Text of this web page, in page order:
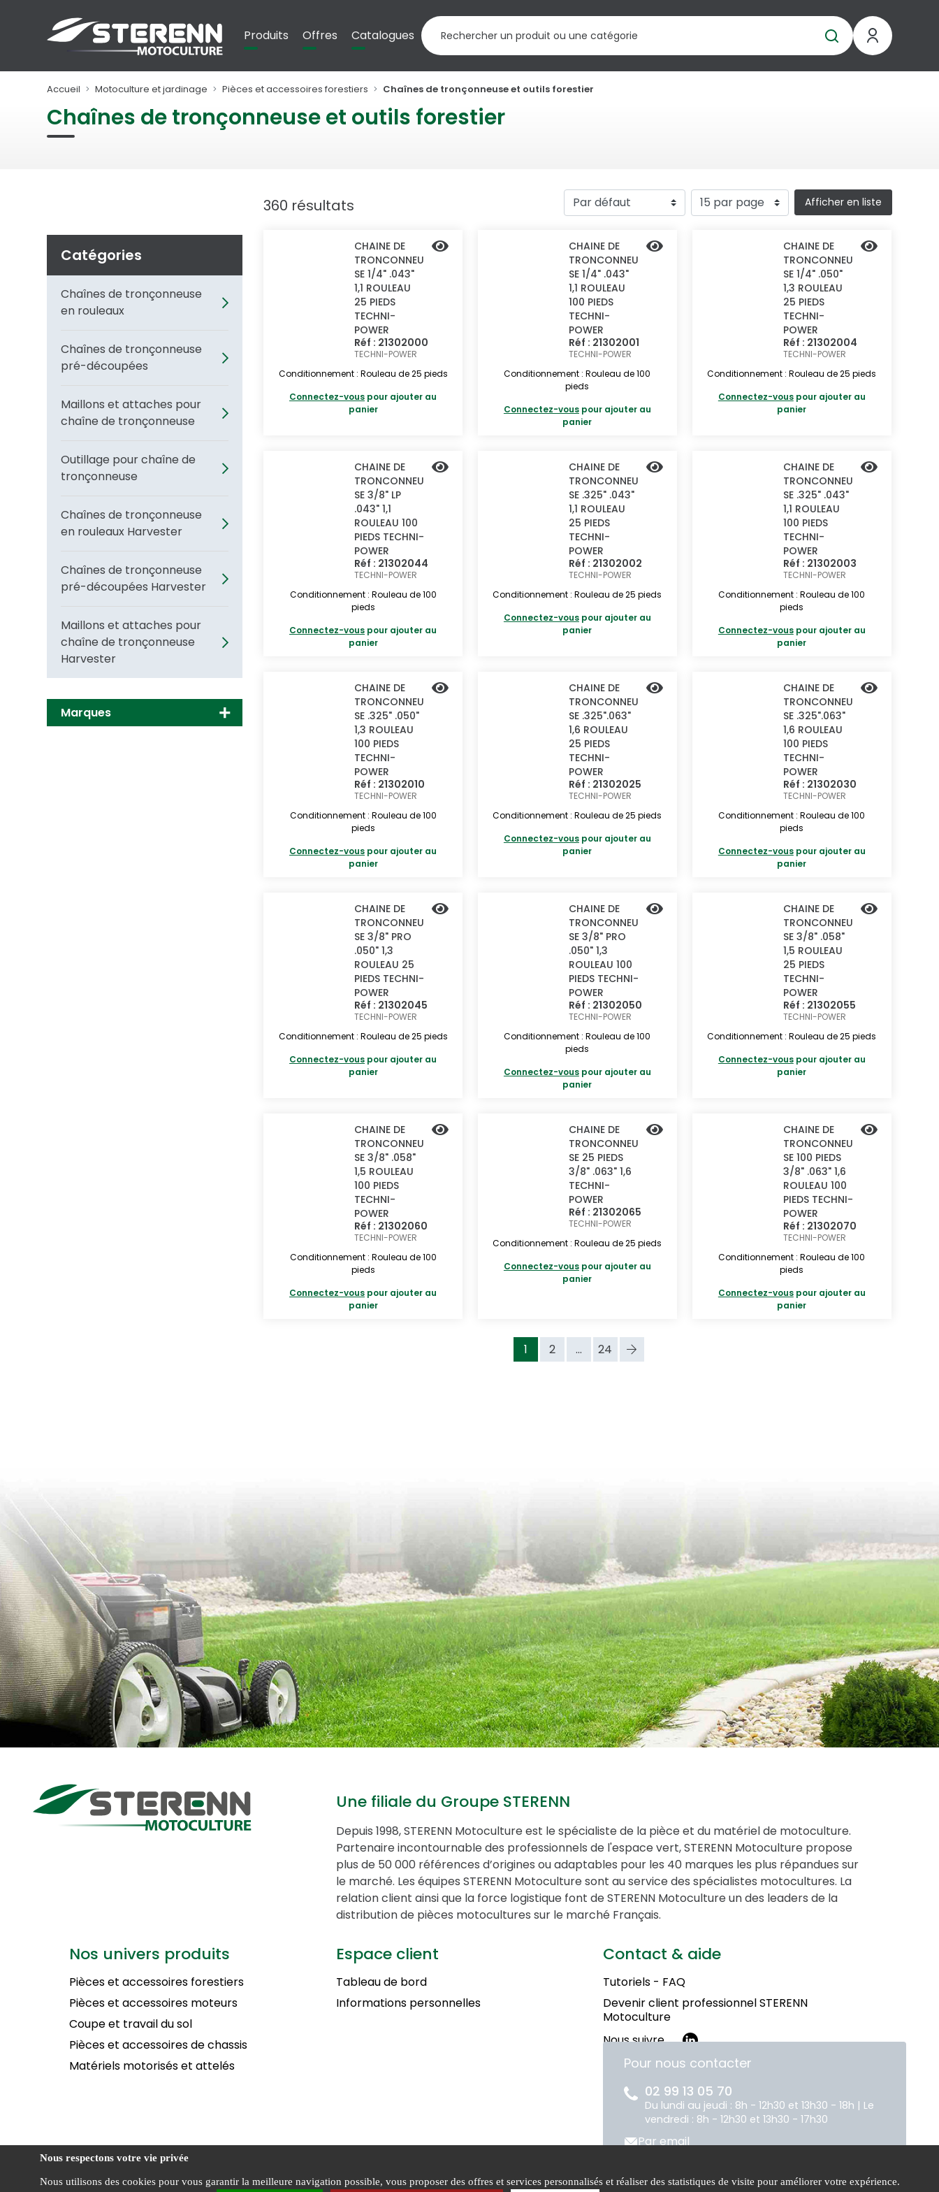
Produits Offres Catalogues
Accueil Motoculture et jardinage Pièces et accessoires forestiers Chaînes de tronçonneuse et outils forestier
Chaînes de tronçonneuse et outils forestier
Catégories
Chaînes de tronçonneuse
en rouleaux
Chaînes de tronçonneuse
pré-découpées
Maillons et attaches pour
chaîne de tronçonneuse
Outillage pour chaîne de
tronçonneuse
Chaînes de tronçonneuse
en rouleaux Harvester
Chaînes de tronçonneuse
pré-découpées Harvester
Maillons et attaches pour
chaîne de tronçonneuse
Harvester
Marques
360 résultats Afficher en liste
CHAINE DE
TRONCONNEU
SE 1/4" .043"
1,1 ROULEAU
25 PIEDS
TECHNI-
POWER
Réf : 21302000
TECHNI-POWER
Conditionnement : Rouleau de 25 pieds
Connectez-vous pour ajouter au
panier
CHAINE DE
TRONCONNEU
SE 1/4" .043"
1,1 ROULEAU
100 PIEDS
TECHNI-
POWER
Réf : 21302001
TECHNI-POWER
Conditionnement : Rouleau de 100
pieds
Connectez-vouspour ajouter au
panier
CHAINE DE
TRONCONNEU
SE 1/4" .050"
1,3 ROULEAU
25 PIEDS
TECHNI-
POWER
Réf : 21302004
TECHNI-POWER
Conditionnement : Rouleau de 25 pieds
Connectez-vouspour ajouter au
panier
CHAINE DE
TRONCONNEU
SE 3/8" LP
.043" 1,1
ROULEAU 100
PIEDS TECHNI-
POWER
Réf : 21302044
TECHNI-POWER
Conditionnement : Rouleau de 100
pieds
Connectez-vous pour ajouter au
panier
CHAINE DE
TRONCONNEU
SE .325" .043"
1,1 ROULEAU
25 PIEDS
TECHNI-
POWER
Réf : 21302002
TECHNI-POWER
Conditionnement : Rouleau de 25 pieds
Connectez-vouspour ajouter au
panier
CHAINE DE
TRONCONNEU
SE .325" .043"
1,1 ROULEAU
100 PIEDS
TECHNI-
POWER
Réf : 21302003
TECHNI-POWER
Conditionnement : Rouleau de 100
pieds
Connectez-vouspour ajouter au
panier
CHAINE DE
TRONCONNEU
SE .325" .050"
1,3 ROULEAU
100 PIEDS
TECHNI-
POWER
Réf : 21302010
TECHNI-POWER
Conditionnement : Rouleau de 100
pieds
Connectez-vous pour ajouter au
panier
CHAINE DE
TRONCONNEU
SE .325".063"
1,6 ROULEAU
25 PIEDS
TECHNI-
POWER
Réf : 21302025
TECHNI-POWER
Conditionnement : Rouleau de 25 pieds
Connectez-vouspour ajouter au
panier
CHAINE DE
TRONCONNEU
SE .325".063"
1,6 ROULEAU
100 PIEDS
TECHNI-
POWER
Réf : 21302030
TECHNI-POWER
Conditionnement : Rouleau de 100
pieds
Connectez-vouspour ajouter au
panier
CHAINE DE
TRONCONNEU
SE 3/8" PRO
.050" 1,3
ROULEAU 25
PIEDS TECHNI-
POWER
Réf : 21302045
TECHNI-POWER
Conditionnement : Rouleau de 25 pieds
Connectez-vous pour ajouter au
panier
CHAINE DE
TRONCONNEU
SE 3/8" PRO
.050" 1,3
ROULEAU 100
PIEDS TECHNI-
POWER
Réf : 21302050
TECHNI-POWER
Conditionnement : Rouleau de 100
pieds
Connectez-vouspour ajouter au
panier
CHAINE DE
TRONCONNEU
SE 3/8" .058"
1,5 ROULEAU
25 PIEDS
TECHNI-
POWER
Réf : 21302055
TECHNI-POWER
Conditionnement : Rouleau de 25 pieds
Connectez-vouspour ajouter au
panier
CHAINE DE
TRONCONNEU
SE 3/8" .058"
1,5 ROULEAU
100 PIEDS
TECHNI-
POWER
Réf : 21302060
TECHNI-POWER
Conditionnement : Rouleau de 100
pieds
Connectez-vous pour ajouter au
panier
CHAINE DE
TRONCONNEU
SE 25 PIEDS
3/8" .063" 1,6
TECHNI-
POWER
Réf : 21302065
TECHNI-POWER
Conditionnement : Rouleau de 25 pieds
Connectez-vouspour ajouter au
panier
CHAINE DE
TRONCONNEU
SE 100 PIEDS
3/8" .063" 1,6
ROULEAU 100
PIEDS TECHNI-
POWER
Réf : 21302070
TECHNI-POWER
Conditionnement : Rouleau de 100
pieds
Connectez-vouspour ajouter au
panier
1 2 ... 24
Une filiale du Groupe STERENN
Depuis 1998, STERENN Motoculture est le spécialiste de la pièce et du matériel de motoculture.
Partenaire incontournable des professionnels de l'espace vert, STERENN Motoculture propose
plus de 50 000 références d’origines ou adaptables pour les 40 marques les plus répandues sur
le marché. Les équipes STERENN Motoculture sont au service des spécialistes motocultures. La
relation client ainsi que la force logistique font de STERENN Motoculture un des leaders de la
distribution de pièces motocultures sur le marché Français.
Nos univers produits
Pièces et accessoires forestiers
Pièces et accessoires moteurs
Coupe et travail du sol
Pièces et accessoires de chassis
Matériels motorisés et attelés
Espace client
Tableau de bord
Informations personnelles
Contact & aide
Tutoriels - FAQ
Devenir client professionnel STERENN
Motoculture
Nous suivre
Pour nous contacter
02 99 13 05 70
Du lundi au jeudi : 8h - 12h30 et 13h30 - 18h | Le
vendredi : 8h - 12h30 et 13h30 - 17h30
Par email
STERENN Motoculture © Conditions générales de Mentions Politique de Gestion des
Nous respectons votre vie privée
Nous utilisons des cookies pour vous garantir la meilleure navigation possible, vous proposer des offres et services personnalisés et réaliser des statistiques de visite pour améliorer votre expérience.